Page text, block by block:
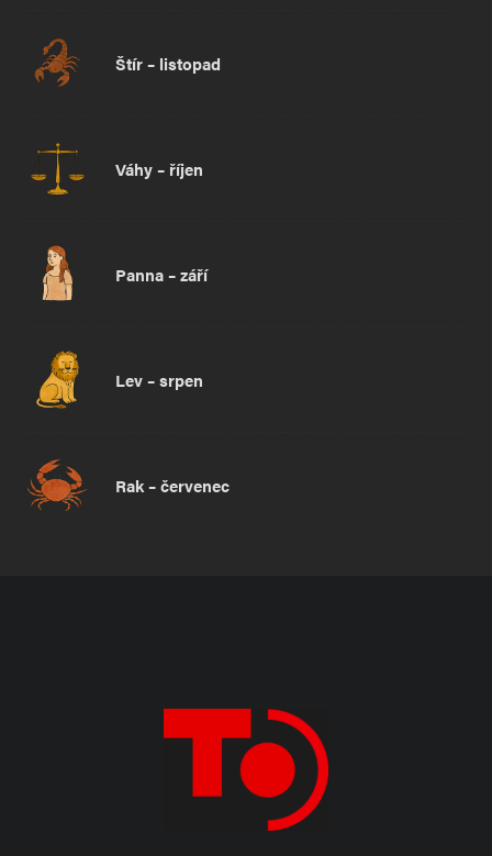
Štír – listopad
Váhy – říjen
Panna – září
Lev – srpen
Rak – červenec